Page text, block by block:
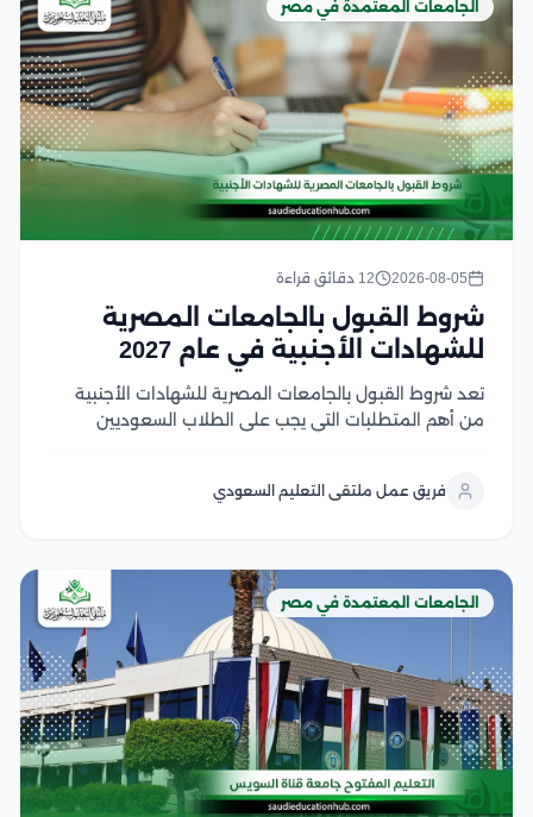
الجامعات المعتمدة في مصر
2026-08-05 12 دقائق قراءة
شروط القبول بالجامعات المصرية
للشهادات الأجنبية في عام 2027
تعد شروط القبول بالجامعات المصرية للشهادات الأجنبية
من أهم المتطلبات التي يجب على الطلاب السعوديين
الشهادة، واستيفاء المواد المؤهلة، وتحقيق متطلبات
فريق عمل ملتقى التعليم السعودي
الجامعات المعتمدة في مصر